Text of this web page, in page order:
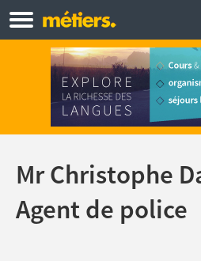
Mr Christophe
Agent de police